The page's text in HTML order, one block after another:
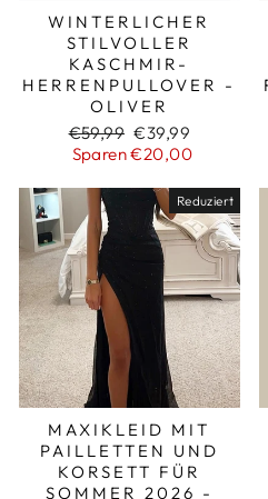
WINTERLICHER
STILVOLLER
KASCHMIR-
HERRENPULLOVER -
OLIVER
Normaler
Preis
€59,99 Sonderpreis
€39,99
Sparen €20,00
Reduziert
MAXIKLEID MIT
PAILLETTEN UND
KORSETT FÜR
SOMMER 2026 -